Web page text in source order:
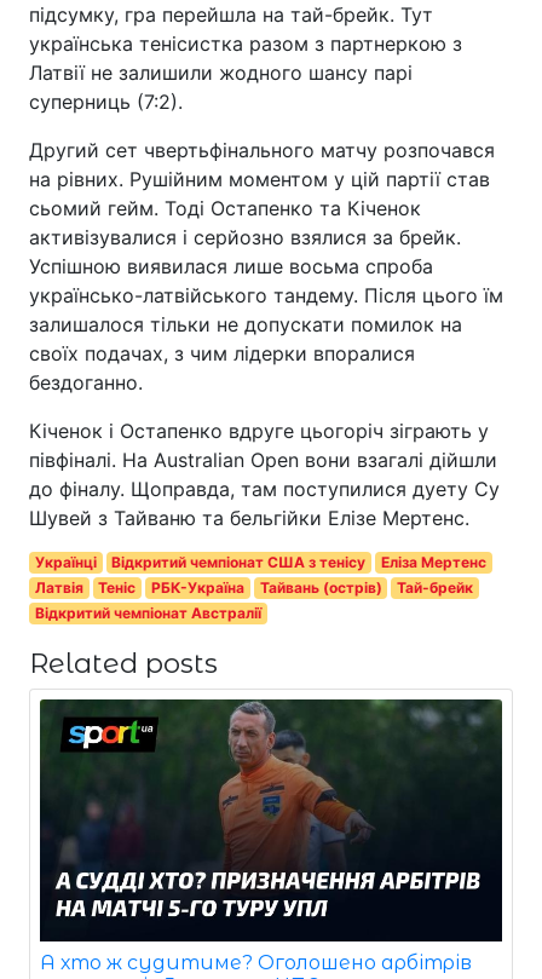
підсумку, гра перейшла на тай-брейк. Тут
українська тенісистка разом з партнеркою з
Латвії не залишили жодного шансу парі
суперниць (7:2).
Другий сет чвертьфінального матчу розпочався
на рівних. Рушійним моментом у цій партії став
сьомий гейм. Тоді Остапенко та Кіченок
активізувалися і серйозно взялися за брейк.
Успішною виявилася лише восьма спроба
українсько-латвійського тандему. Після цього їм
залишалося тільки не допускати помилок на
своїх подачах, з чим лідерки впоралися
бездоганно.
Кіченок і Остапенко вдруге цьогоріч зіграють у
півфіналі. На Australian Open вони взагалі дійшли
до фіналу. Щоправда, там поступилися дуету Су
Шувей з Тайваню та бельгійки Елізе Мертенс.
Українці Відкритий чемпіонат США з тенісу
Еліза Мертенс
Латвія
Теніс РБК-Україна Тайвань (острів)
Тай-брейк
Відкритий чемпіонат Австралії
Related posts
А хто ж судитиме? Оголошено арбітрів